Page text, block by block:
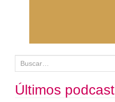
u
sÚltimos podcast